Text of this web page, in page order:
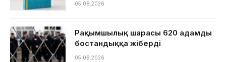
05.08.2026
Рақымшылық шарасы 620 адамды
бостандыққа жіберді
05.08.2026